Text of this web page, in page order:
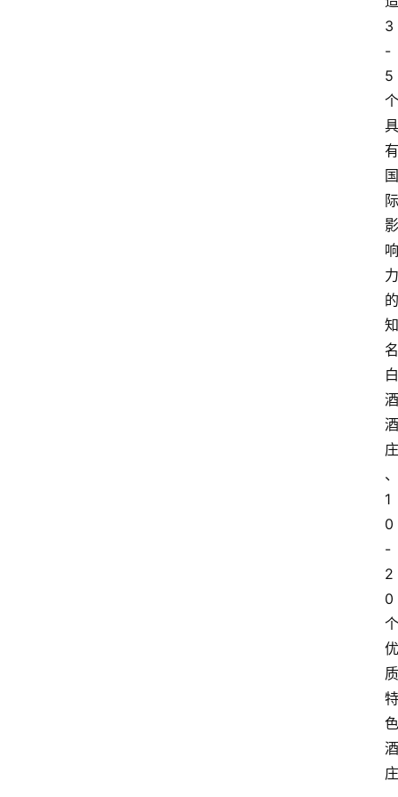
3
-
5
个
具
有
国
际
影
响
力
的
知
名
白
酒
酒
庄
、
1
0
-
2
0
个
优
质
特
色
酒
庄